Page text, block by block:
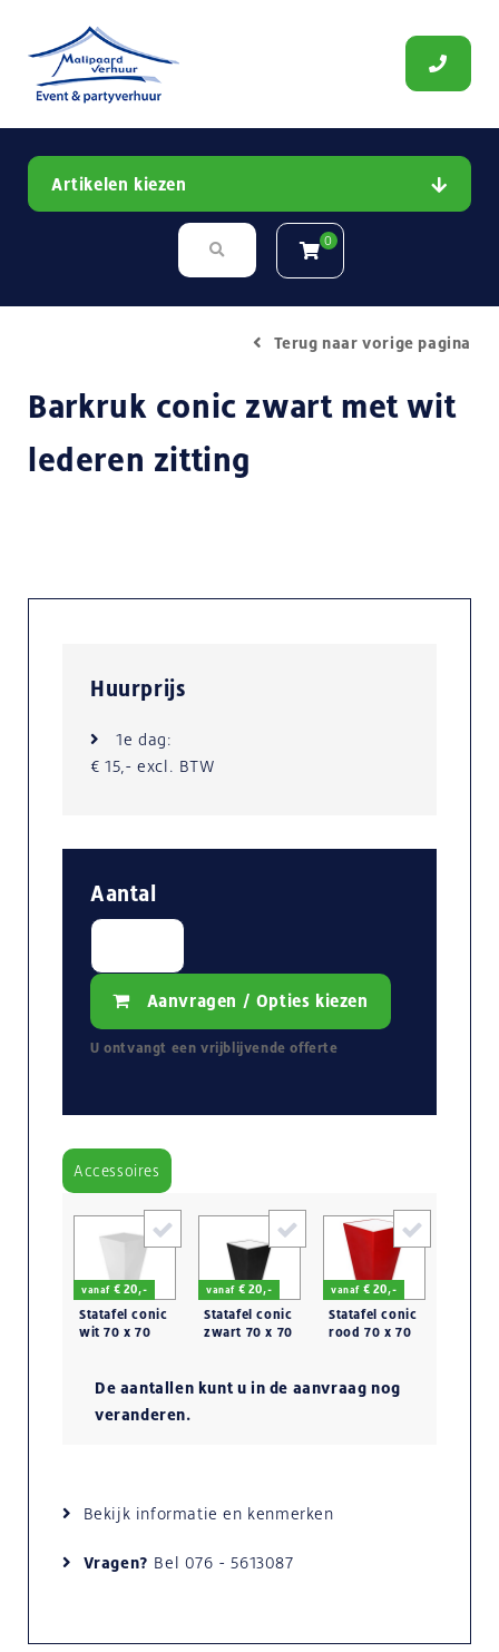
Artikelen kiezen
0
Terug naar vorige pagina
Barkruk conic zwart met wit
lederen zitting
Huurprijs
1e dag:
€ 15,- excl. BTW
Aantal
Aanvragen / Opties kiezen
U ontvangt een vrijblijvende offerte
Accessoires
vanaf € 20,-
Statafel conic
wit 70 x 70
vanaf € 20,-
Statafel conic
zwart 70 x 70
vanaf € 20,-
Statafel conic
rood 70 x 70
De aantallen kunt u in de aanvraag nog
veranderen.
Bekijk informatie en kenmerken
Vragen? Bel 076 - 5613087